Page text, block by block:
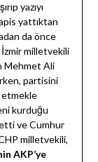
yazıyı
yattıktan
da önce
milletvekili
Mehmet Ali
partisini
etmekle
kurduğu
ve Cumhur
milletvekili,
AKP’ye